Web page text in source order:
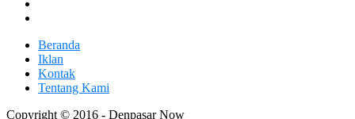
Beranda
Iklan
Kontak
Tentang Kami
Copyright © 2016 - Denpasar Now